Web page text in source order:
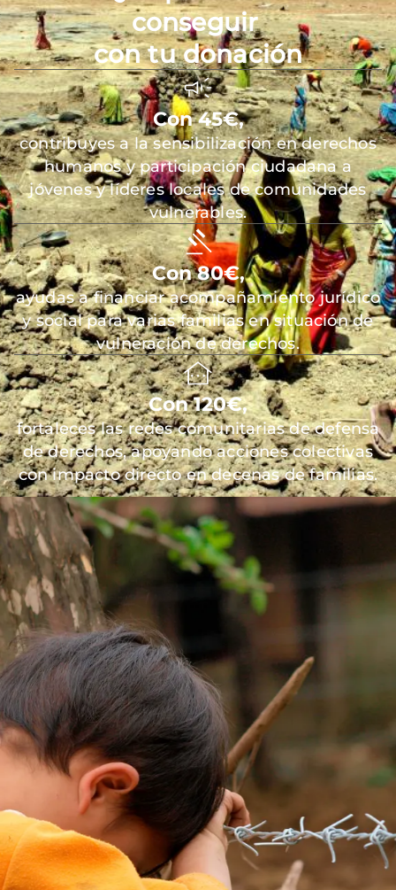
conseguir
con tu donación
Con 45€,
contribuyes a la sensibilización en derechos
humanos y participación ciudadana a
jóvenes y líderes locales de comunidades
vulnerables.
Con 80€,
ayudas a financiar acompañamiento jurídico
y social para varias familias en situación de
vulneración de derechos.
Con 120€,
fortaleces las redes comunitarias de defensa
de derechos, apoyando acciones colectivas
con impacto directo en decenas de familias.